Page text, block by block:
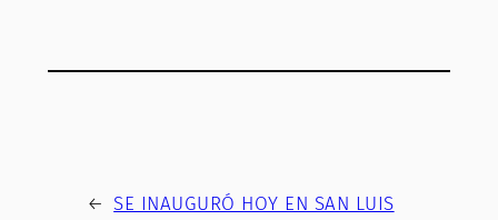
← SE INAUGURÓ HOY EN SAN LUIS